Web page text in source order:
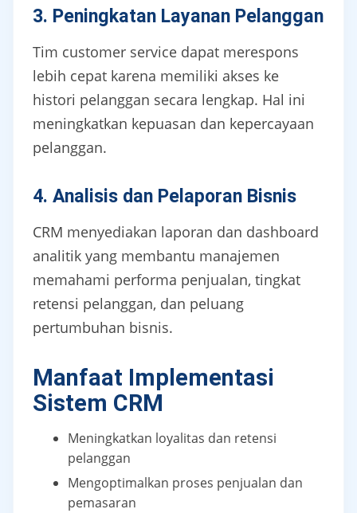
3. Peningkatan Layanan Pelanggan
Tim customer service dapat merespons
lebih cepat karena memiliki akses ke
histori pelanggan secara lengkap. Hal ini
meningkatkan kepuasan dan kepercayaan
pelanggan.
4. Analisis dan Pelaporan Bisnis
CRM menyediakan laporan dan dashboard
analitik yang membantu manajemen
memahami performa penjualan, tingkat
retensi pelanggan, dan peluang
pertumbuhan bisnis.
Manfaat Implementasi
Sistem CRM
Meningkatkan loyalitas dan retensi
pelanggan
Mengoptimalkan proses penjualan dan
pemasaran